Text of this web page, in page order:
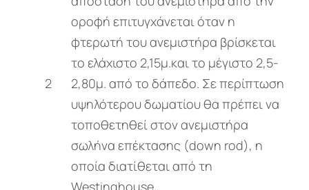
2
οροφή επιτυγχάνεται όταν η
φτερωτή του ανεμιστήρα βρίσκεται
το ελάχιστο 2,15μ.και το μέγιστο 2,5-
2,80μ. από το δάπεδο. Σε περίπτωση
υψηλότερου δωματίου θα πρέπει να
τοποθετηθεί στον ανεμιστήρα
σωλήνα επέκτασης (down rod), η
οποία διατίθεται από τη
Westinghouse.